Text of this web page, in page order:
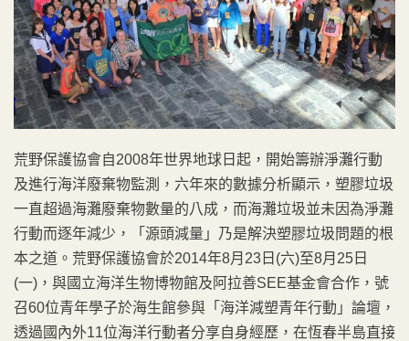
荒野保護協會自2008年世界地球日起，開始籌辦淨灘行動
及進行海洋廢棄物監測，六年來的數據分析顯示，塑膠垃圾
一直超過海灘廢棄物數量的八成，而海灘垃圾並未因為淨灘
行動而逐年減少，「源頭減量」乃是解決塑膠垃圾問題的根
本之道。荒野保護協會於2014年8月23日(六)至8月25日
(一)，與國立海洋生物博物館及阿拉善SEE基金會合作，號
召60位青年學子於海生館參與「海洋減塑青年行動」論壇，
透過國內外11位海洋行動者分享自身經歷，在恆春半島直接